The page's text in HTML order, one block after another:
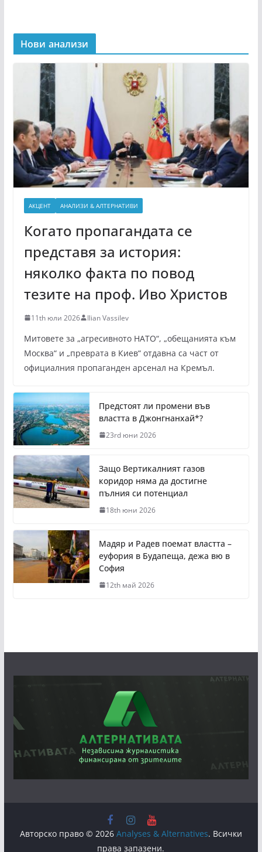
Нови анализи
АКЦЕНТ АНАЛИЗИ & АЛТЕРНАТИВИ
Когато пропагандата се
представя за история:
няколко факта по повод
тезите на проф. Иво Христов
11th юли 2026 Ilian Vassilev
Митовете за „агресивното НАТО“, „обещанията към
Москва“ и „преврата в Киев“ отдавна са част от
официалния пропаганден арсенал на Кремъл.
Предстоят ли промени във
властта в Джонгнанхай*?
23rd юни 2026
Защо Вертикалният газов
коридор няма да достигне
пълния си потенциал
18th юни 2026
Мадяр и Радев поемат властта –
еуфория в Будапеща, дежа вю в
София
12th май 2026
Авторско право © 2026 Analyses & Alternatives. Всички
права запазени.